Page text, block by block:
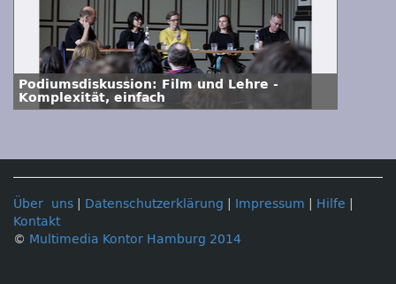
Podiumsdiskussion: Film und Lehre -
Komplexität, einfach
Über uns Datenschutzerklärung Impressum Hilfe
Kontakt
© Multimedia Kontor Hamburg 2014